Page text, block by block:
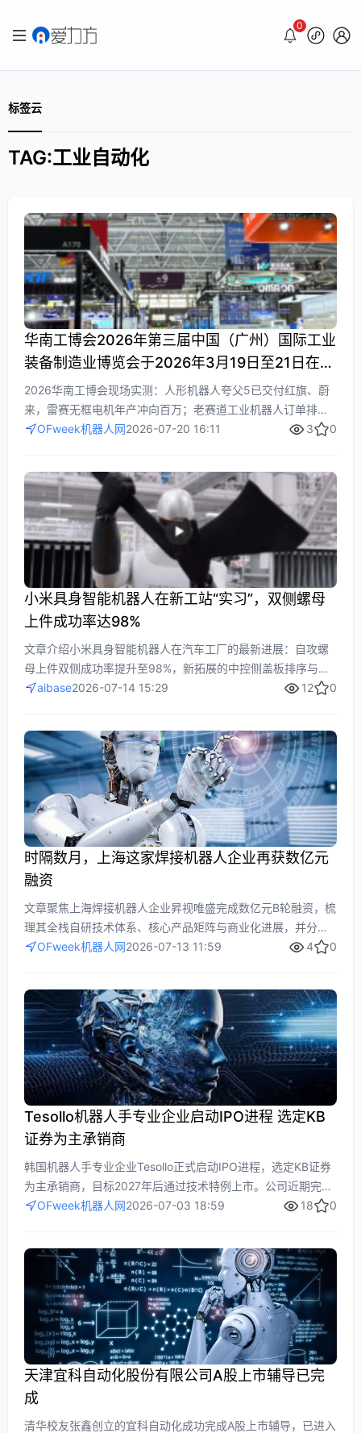
0
标签云
TAG:工业自动化
华南工博会2026年第三届中国（广州）国际工业
装备制造业博览会于2026年3月19日至21日在广
州举行，订单排到明年，年产飙至百万，释放三
个信号
2026华南工博会现场实测：人形机器人夸父5已交付红旗、蔚
来，雷赛无框电机年产冲向百万；老赛道工业机器人订单排到
明年，同川精密、倍福均称需求扩容。企业不再只谈参数，转
OFweek机器人网2026-07-20 16:11 3 0
小米具身智能机器人在新工站“实习”，双侧螺母
上件成功率达98%
文章介绍小米具身智能机器人在汽车工厂的最新进展：自攻螺
母上件双侧成功率提升至98%，新拓展的中控侧盖板排序与料
箱折叠回收工站也达90%。这表明其在复杂工业场景中的柔性
aibase2026-07-14 15:29 12 0
时隔数月，上海这家焊接机器人企业再获数亿元
融资
文章聚焦上海焊接机器人企业昇视唯盛完成数亿元B轮融资，梳
理其全栈自研技术体系、核心产品矩阵与商业化进展，并分析
焊接自动化在制造业升级、降本增效及行业扩容背景下的发展
OFweek机器人网2026-07-13 11:59 4 0
Tesollo机器人手专业企业启动IPO进程 选定KB
证券为主承销商
韩国机器人手专业企业Tesollo正式启动IPO进程，选定KB证券
为主承销商，目标2027年后通过技术特例上市。公司近期完成
B轮融资，现有股东及战略投资者参与。Tesollo以多关节机器
OFweek机器人网2026-07-03 18:59 18 0
天津宜科自动化股份有限公司A股上市辅导已完
成
清华校友张鑫创立的宜科自动化成功完成A股上市辅导，已进入